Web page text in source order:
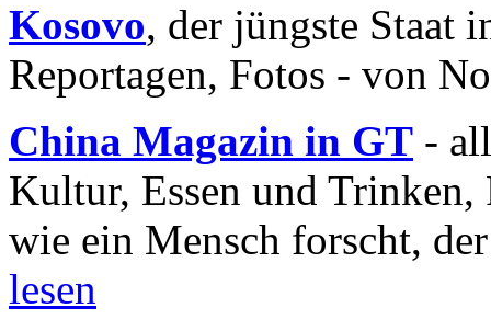
Kosovo, der jüngste Staat
Reportagen, Fotos - von
China Magazin in GT -
Kultur, Essen und
wie ein Mensch forscht,
lesen